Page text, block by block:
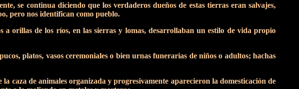
se continua diciendo que los verdaderos dueños de estas tierras eran salvajes,
pero nos identifican como pueblo.
orillas de los ríos, en las sierras y lomas, desarrollaban un estilo de vida propio
platos, vasos ceremoniales o bien urnas funerarias de niños o adultos; hachas
caza de animales organizada y progresivamente aparecieron la domesticación de